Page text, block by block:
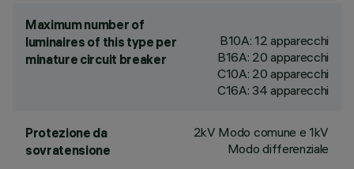
Maximum number of
luminaires of this type per
minature circuit breaker
B10A: 12 apparecchi
B16A: 20 apparecchi
C10A: 20 apparecchi
C16A: 34 apparecchi
Protezione da
sovratensione
2kV Modo comune e 1kV
Modo differenziale